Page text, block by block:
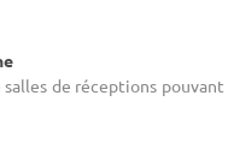
de réceptions